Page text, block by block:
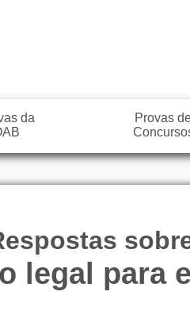
da
Provas
legal para